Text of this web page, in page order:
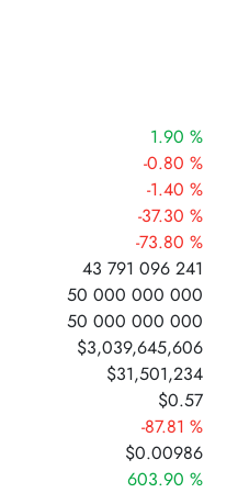
1.90 %
-0.80 %
-1.40 %
-37.30 %
-73.80 %
43 791 096 241
50 000 000 000
50 000 000 000
$3,039,645,606
$31,501,234
$0.57
-87.81 %
$0.00986
603.90 %